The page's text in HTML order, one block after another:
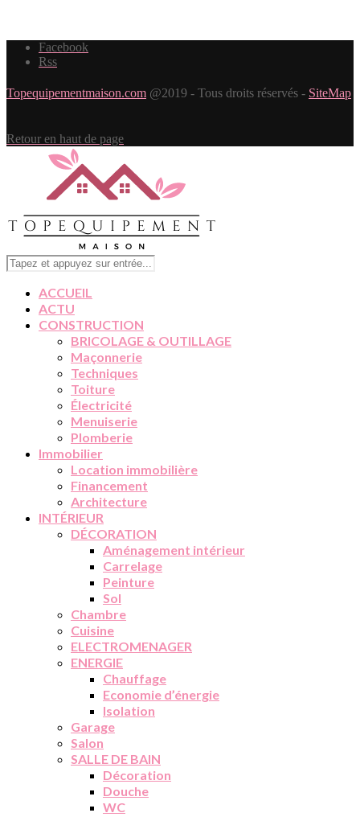
Facebook
Rss
Topequipementmaison.com @2019 - Tous droits réservés - SiteMap
Retour en haut de page
ACCUEIL
ACTU
CONSTRUCTION
BRICOLAGE & OUTILLAGE
Maçonnerie
Techniques
Toiture
Électricité
Menuiserie
Plomberie
Immobilier
Location immobilière
Financement
Architecture
INTÉRIEUR
DÉCORATION
Aménagement intérieur
Carrelage
Peinture
Sol
Chambre
Cuisine
ELECTROMENAGER
ENERGIE
Chauffage
Economie d’énergie
Isolation
Garage
Salon
SALLE DE BAIN
Décoration
Douche
WC